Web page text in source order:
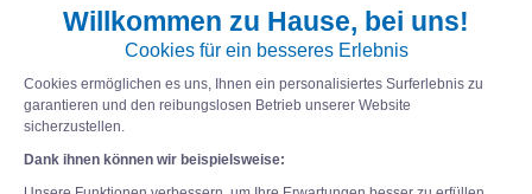
von Sa. 12/09 bis Sa. 19/09/2026(7 Nächte)
+ einzelheiten Wählen Sie Ihre Daten aus
PREMIUM